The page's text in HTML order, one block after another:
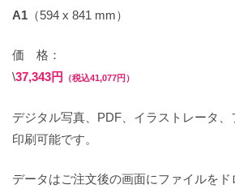
A1 （594 x 841 mm）
価 格：
\37,343円 （税込41,077円）
デジタル写真、PDF、イラストレータ、
印刷可能です。
データはご注文後の画面にファイルをド